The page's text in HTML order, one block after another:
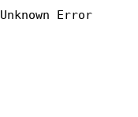
Unknown Error